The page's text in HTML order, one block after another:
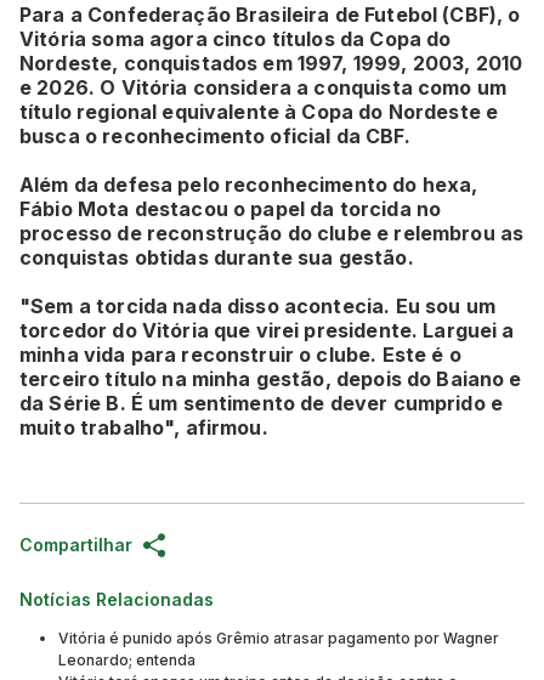
Para a Confederação Brasileira de Futebol (CBF), o
Vitória soma agora cinco títulos da Copa do
Nordeste, conquistados em 1997, 1999, 2003, 2010
e 2026. O Vitória considera a conquista como um
título regional equivalente à Copa do Nordeste e
busca o reconhecimento oficial da CBF.
Além da defesa pelo reconhecimento do hexa,
Fábio Mota destacou o papel da torcida no
processo de reconstrução do clube e relembrou as
conquistas obtidas durante sua gestão.
"Sem a torcida nada disso acontecia. Eu sou um
torcedor do Vitória que virei presidente. Larguei a
minha vida para reconstruir o clube. Este é o
terceiro título na minha gestão, depois do Baiano e
da Série B. É um sentimento de dever cumprido e
muito trabalho", afirmou.
Compartilhar
Notícias Relacionadas
Vitória é punido após Grêmio atrasar pagamento por Wagner
Leonardo; entenda